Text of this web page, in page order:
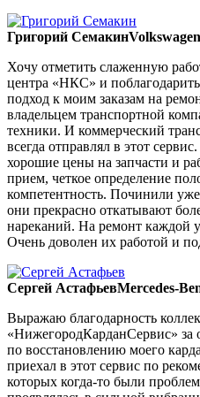
Григорий Семакин
Хочу отметить слаженную
центра «НКС» и
подход к моим заказам на
владельцем транспортной
техники. И коммерческий
всегда отправлял в этот
хорошие цены на запчасти и
прием, четкое определение
компетентность. Починили
они прекрасно откатывают
нареканий. На ремонт каждой
Очень доволен их работой и
Сергей АстафьевMercedes-
Выражаю благодарность
«НижегородКарданСервис» за
по восстановлению моего
приехал в этот сервис по
которых когда-то были